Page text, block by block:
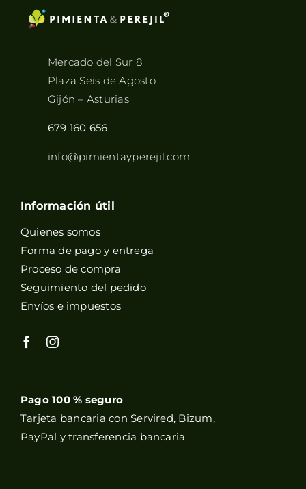
Mercado del Sur 8
Plaza Seis de Agosto
Gijón – Asturias
679 160 656
info@pimientayperejil.com
Información útil
Quienes somos
Forma de pago y entrega
Proceso de compra
Seguimiento del pedido
Envíos e impuestos
Pago 100 % seguro
Tarjeta bancaria con Servired, Bizum,
PayPal y transferencia bancaria